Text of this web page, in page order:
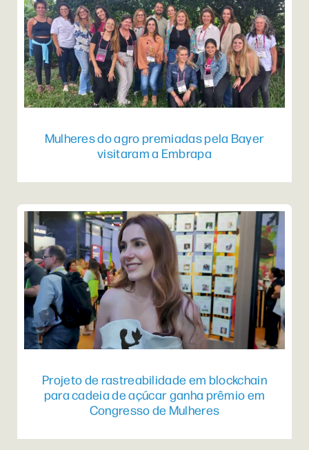
Mulheres do agro premiadas pela Bayer
visitaram a Embrapa
Projeto de rastreabilidade em blockchain
para cadeia de açúcar ganha prêmio em
Congresso de Mulheres